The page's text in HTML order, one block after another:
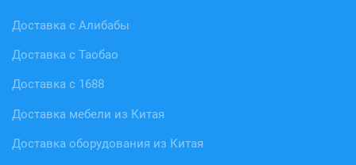
Доставка с Алибабы
Доставка с Таобао
Доставка с 1688
Доставка мебели из Китая
Доставка оборудования из Китая